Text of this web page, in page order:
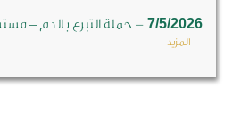
7/5/2026
-حملة التبرع بالدم –